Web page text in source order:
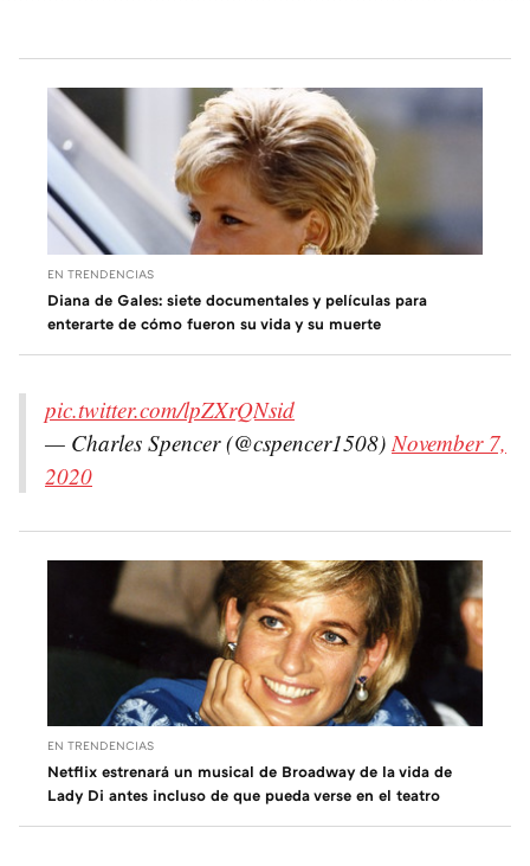
EN TRENDENCIAS
Diana de Gales: siete documentales y películas para
enterarte de cómo fueron su vida y su muerte
pic.twitter.com/lpZXrQNsid
— Charles Spencer (@cspencer1508) November 7,
2020
EN TRENDENCIAS
Netflix estrenará un musical de Broadway de la vida de
Lady Di antes incluso de que pueda verse en el teatro